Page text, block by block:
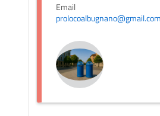
Email
prolocoalbugnano@gmail.com